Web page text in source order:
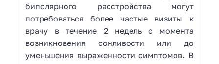
биполярного расстройства могут
потребоваться более частые визиты к
врачу в течение 2 недель с момента
возникновения сонливости или до
уменьшения выраженности симптомов. В